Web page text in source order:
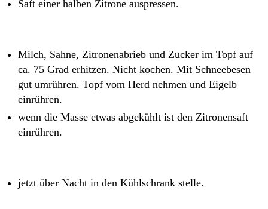
Saft einer halben Zitrone auspressen.
Milch, Sahne, Zitronenabrieb und Zucker im Topf auf
ca. 75 Grad erhitzen. Nicht kochen. Mit Schneebesen
gut umrühren. Topf vom Herd nehmen und Eigelb
einrühren.
wenn die Masse etwas abgekühlt ist den Zitronensaft
einrühren.
jetzt über Nacht in den Kühlschrank stelle.